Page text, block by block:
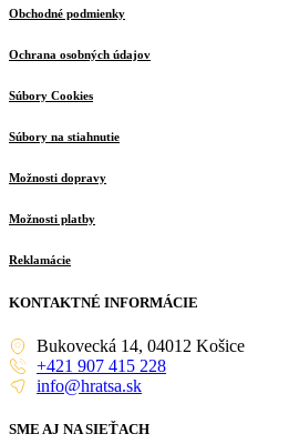
Obchodné podmienky
Ochrana osobných údajov
Súbory Cookies
Súbory na stiahnutie
Možnosti dopravy
Možnosti platby
Reklamácie
KONTAKTNÉ INFORMÁCIE
Bukovecká 14, 04012 Košice
+421 907 415 228
info@hratsa.sk
SME AJ NA SIEŤACH